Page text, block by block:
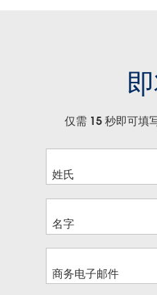
仅需 15 秒即可填